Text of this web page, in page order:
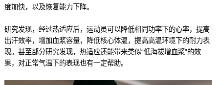
度加快，以及恢复能力下降。
研究发现，经过热适应后，运动员可以降低相同功率下的心率，提高
出汗效率，增加血浆容量，降低核心体温，提高高温环境下的耐力表
现。甚至部分研究发现，热适应还能带来类似“低海拔增血浆”的效
果，对正常气温下的表现也有一定帮助。